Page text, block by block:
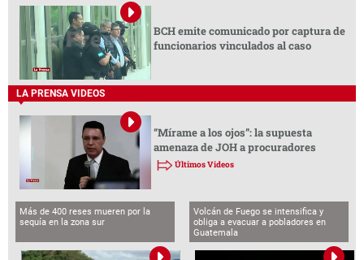
BCH emite comunicado por captura de
funcionarios vinculados al caso
LA PRENSA VIDEOS
“Mírame a los ojos”: la supuesta
amenaza de JOH a procuradores
Últimos Videos
Más de 400 reses mueren por la
sequía en la zona sur
Volcán de Fuego se intensifica y
obliga a evacuar a pobladores en
Guatemala